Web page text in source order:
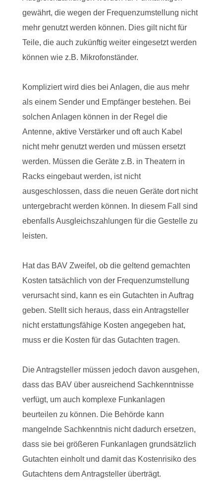
gewährt, die wegen der Frequenzumstellung nicht
mehr genutzt werden können. Dies gilt nicht für
Teile, die auch zukünftig weiter eingesetzt werden
können wie z.B. Mikrofonständer.
Kompliziert wird dies bei Anlagen, die aus mehr
als einem Sender und Empfänger bestehen. Bei
solchen Anlagen können in der Regel die
Antenne, aktive Verstärker und oft auch Kabel
nicht mehr genutzt werden und müssen ersetzt
werden. Müssen die Geräte z.B. in Theatern in
Racks eingebaut werden, ist nicht
ausgeschlossen, dass die neuen Geräte dort nicht
untergebracht werden können. In diesem Fall sind
ebenfalls Ausgleichszahlungen für die Gestelle zu
leisten.
Hat das BAV Zweifel, ob die geltend gemachten
Kosten tatsächlich von der Frequenzumstellung
verursacht sind, kann es ein Gutachten in Auftrag
geben. Stellt sich heraus, dass ein Antragsteller
nicht erstattungsfähige Kosten angegeben hat,
muss er die Kosten für das Gutachten tragen.
Die Antragsteller müssen jedoch davon ausgehen,
dass das BAV über ausreichend Sachkenntnisse
verfügt, um auch komplexe Funkanlagen
beurteilen zu können. Die Behörde kann
mangelnde Sachkenntnis nicht dadurch ersetzen,
dass sie bei größeren Funkanlagen grundsätzlich
Gutachten einholt und damit das Kostenrisiko des
Gutachtens dem Antragsteller überträgt.